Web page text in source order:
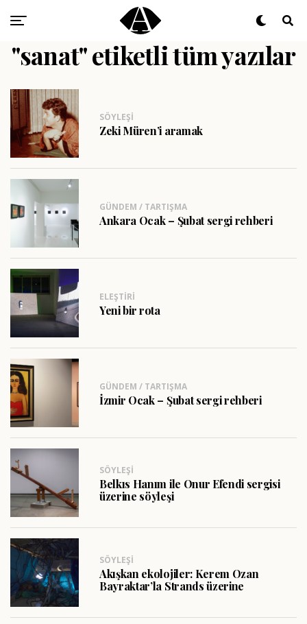
"sanat" etiketli tüm yazılar
SÖYLEŞI
Zeki Müren’i aramak
GÜNDEM / TARTIŞMA
Ankara Ocak – Şubat sergi rehberi
ELEŞTIRI
Yeni bir rota
GÜNDEM / TARTIŞMA
İzmir Ocak – Şubat sergi rehberi
SÖYLEŞI
Belkıs Hanım ile Onur Efendi sergisi
üzerine söyleşi
SÖYLEŞI
Akışkan ekolojiler: Kerem Ozan
Bayraktar’la Strands üzerine